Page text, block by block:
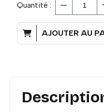
Quantité :
AJOUTER AU